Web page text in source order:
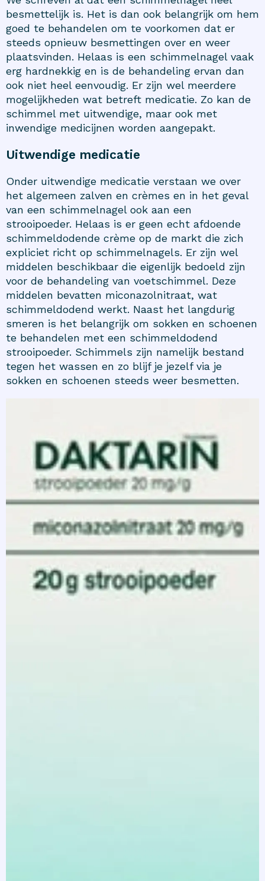
besmettelijk is. Het is dan ook belangrijk om hem
goed te behandelen om te voorkomen dat er
steeds opnieuw besmettingen over en weer
plaatsvinden. Helaas is een schimmelnagel vaak
erg hardnekkig en is de behandeling ervan dan
ook niet heel eenvoudig. Er zijn wel meerdere
mogelijkheden wat betreft medicatie. Zo kan de
schimmel met uitwendige, maar ook met
inwendige medicijnen worden aangepakt.
Uitwendige medicatie
Onder uitwendige medicatie verstaan we over
het algemeen zalven en crèmes en in het geval
van een schimmelnagel ook aan een
strooipoeder. Helaas is er geen echt afdoende
schimmeldodende crème op de markt die zich
expliciet richt op schimmelnagels. Er zijn wel
middelen beschikbaar die eigenlijk bedoeld zijn
voor de behandeling van voetschimmel. Deze
middelen bevatten miconazolnitraat, wat
schimmeldodend werkt. Naast het langdurig
smeren is het belangrijk om sokken en schoenen
te behandelen met een schimmeldodend
strooipoeder. Schimmels zijn namelijk bestand
tegen het wassen en zo blijf je jezelf via je
sokken en schoenen steeds weer besmetten.